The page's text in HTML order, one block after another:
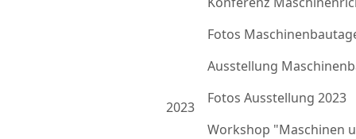
2023
Fotos
Ausstellung
Fotos Ausstellung 2023
Workshop "Maschinen